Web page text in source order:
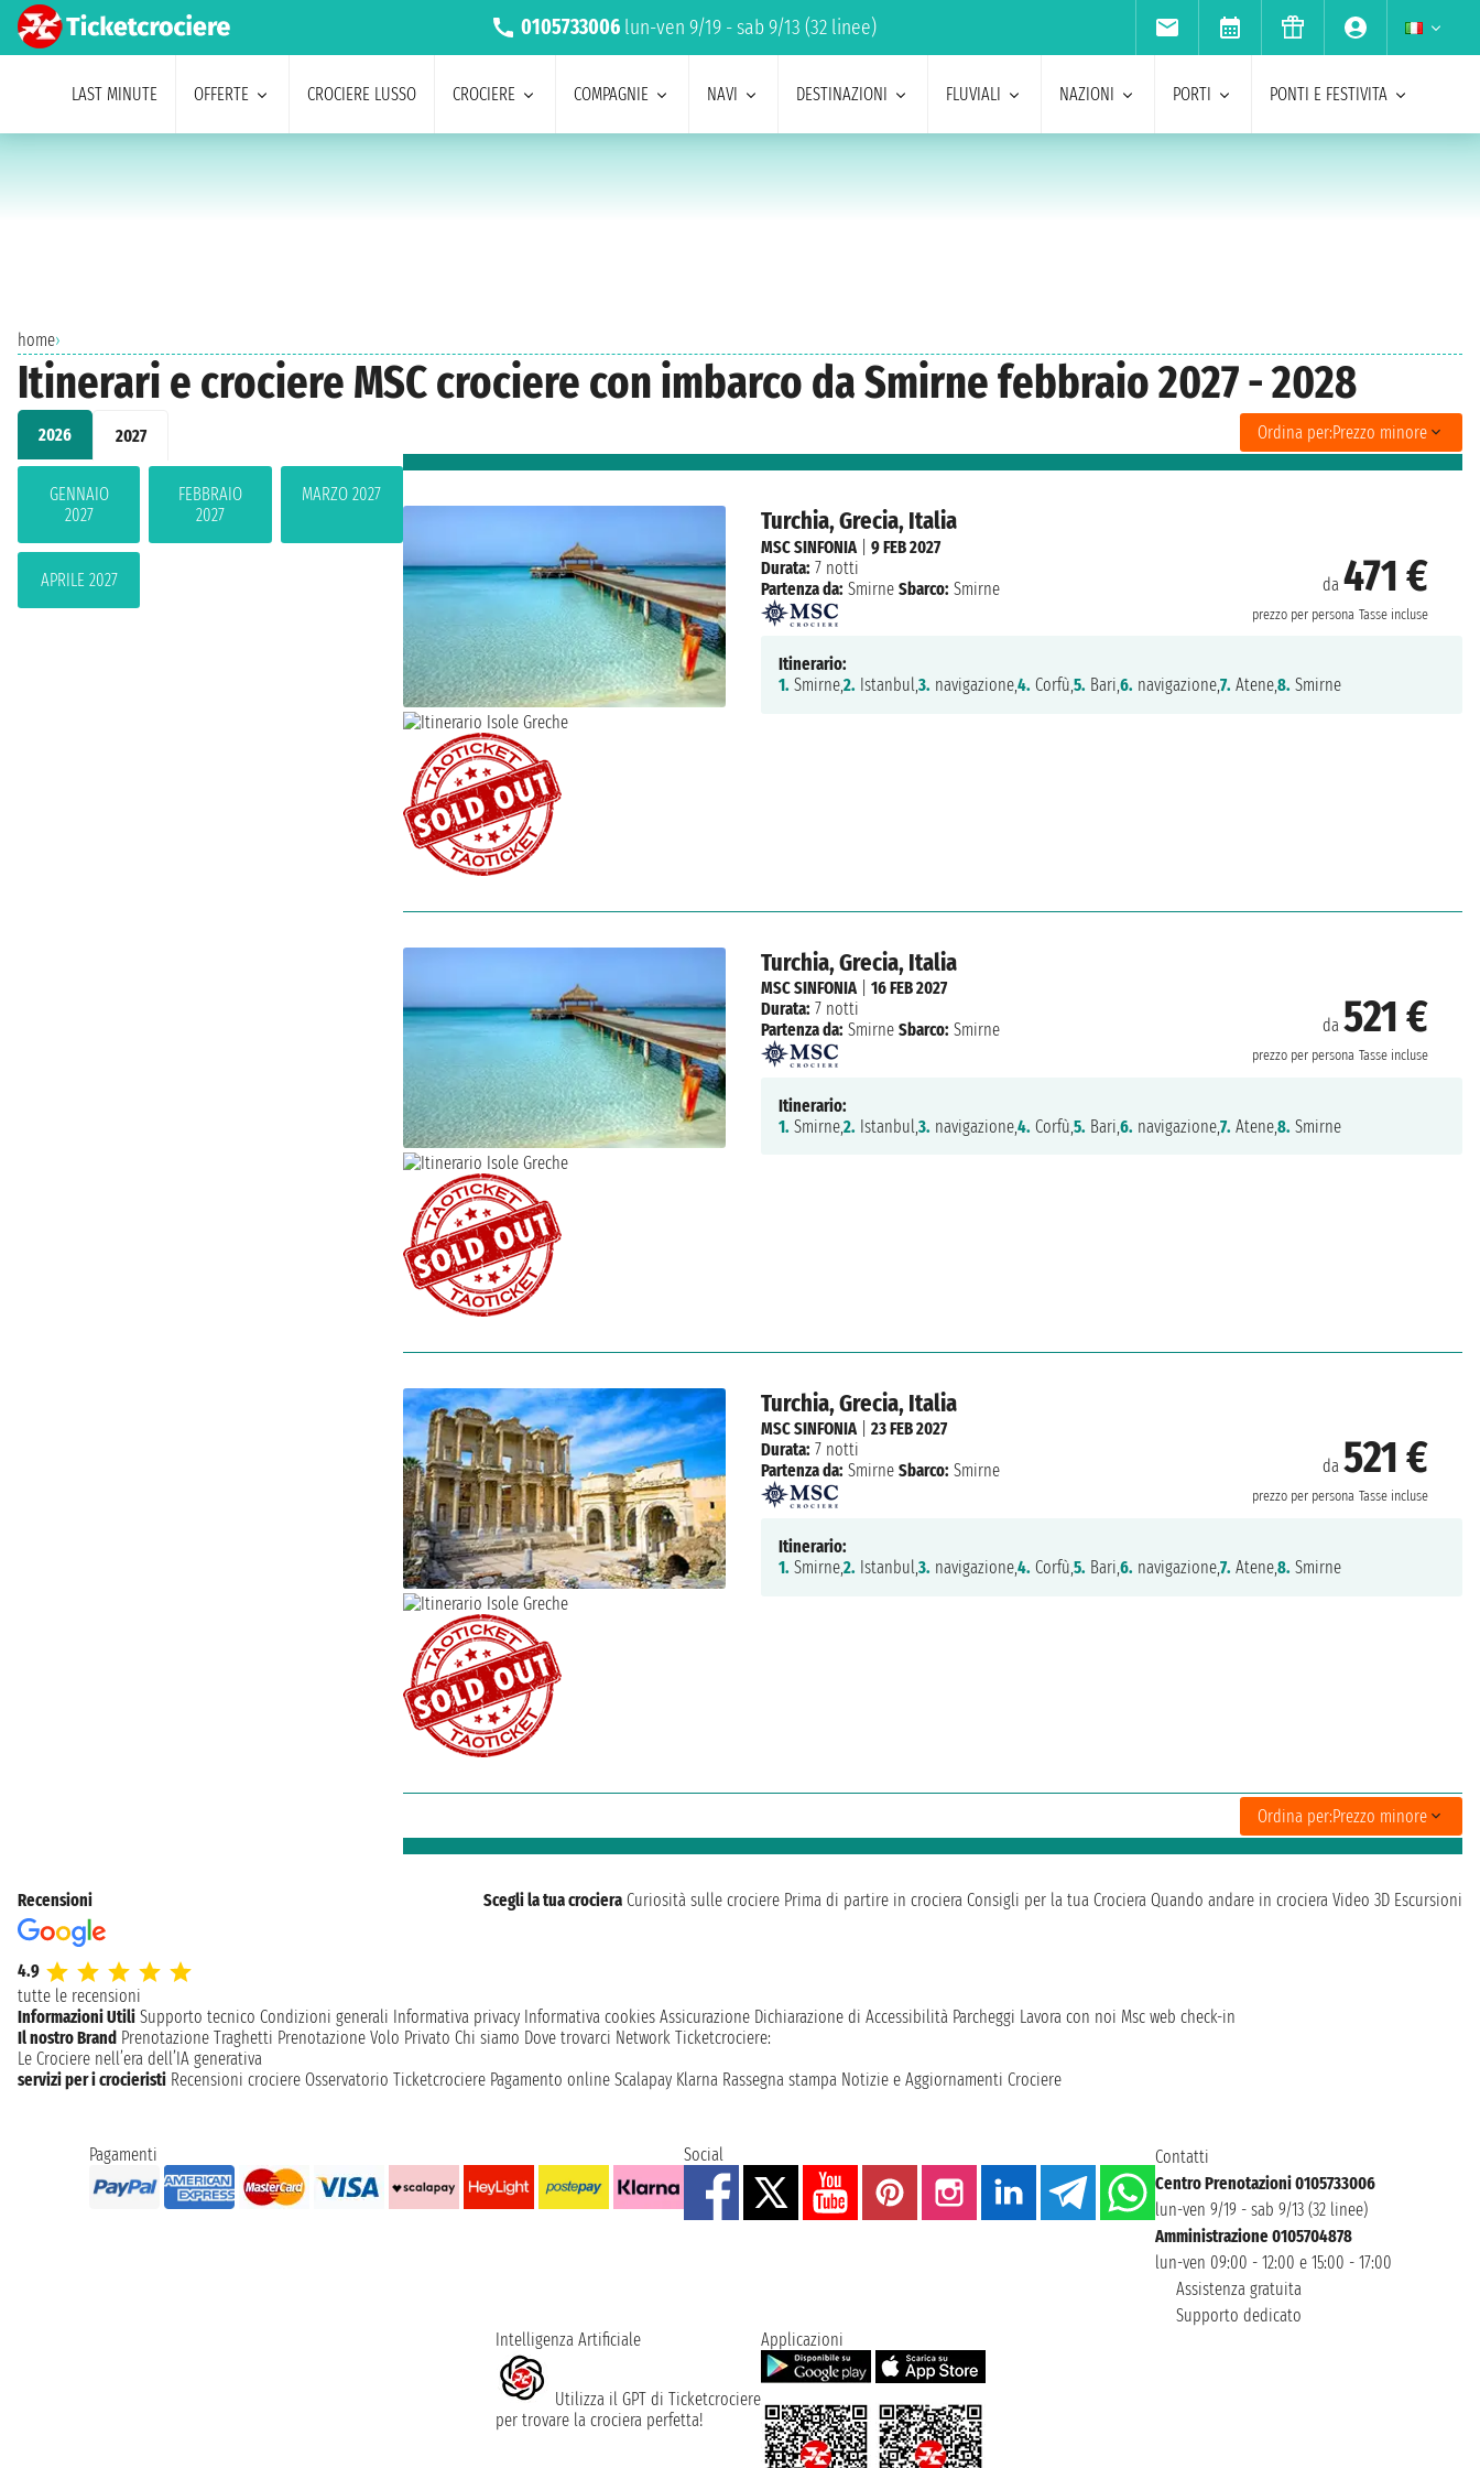
0105733006 lun-ven 9/19 - sab 9/13 (32 linee)
LAST MINUTE OFFERTE CROCIERE LUSSO CROCIERE COMPAGNIE NAVI DESTINAZIONI FLUVIALI NAZIONI PORTI PONTI E FESTIVITA
home›
Itinerari e crociere MSC crociere con imbarco da Smirne febbraio 2027 - 2028
2026 2027
GENNAIO
2027
FEBBRAIO
2027
MARZO 2027
APRILE 2027
Ordina per:Prezzo minore
Turchia, Grecia, Italia
da 471 €
prezzo per persona Tasse incluse
MSC SINFONIA| 9 FEB 2027
Durata: 7 notti
Partenza da: Smirne Sbarco: Smirne
Itinerario:
1. Smirne,2. Istanbul,3. navigazione,4. Corfù,5. Bari,6. navigazione,7. Atene,8. Smirne
Turchia, Grecia, Italia
da 521 €
prezzo per persona Tasse incluse
MSC SINFONIA| 16 FEB 2027
Durata: 7 notti
Partenza da: Smirne Sbarco: Smirne
Itinerario:
1. Smirne,2. Istanbul, 3. navigazione,4. Corfù, 5. Bari, 6. navigazione,7. Atene,8. Smirne
Turchia, Grecia, Italia
da 521 €
prezzo per persona Tasse incluse
MSC SINFONIA| 23 FEB 2027
Durata: 7 notti
Partenza da: Smirne Sbarco: Smirne
Itinerario:
1. Smirne,2. Istanbul,3. navigazione,4. Corfù,5. Bari,6. navigazione,7. Atene,8. Smirne
Ordina per:Prezzo minore
Recensioni
4.9
tutte le recensioni
Scegli la tua crociera Curiosità sulle crociere Prima di partire in crociera Consigli per la tua Crociera Quando andare in crociera Video 3D Escursioni
Informazioni Utili Supporto tecnico Condizioni generali Informativa privacy Informativa cookies Assicurazione Dichiarazione di Accessibilità Parcheggi Lavora con noi Msc web check-in
Il nostro Brand Prenotazione Traghetti Prenotazione Volo Privato Chi siamo Dove trovarci Network Ticketcrociere:
Le Crociere nell’era dell’IA generativa
servizi per i crocieristi Recensioni crociere Osservatorio Ticketcrociere Pagamento online Scalapay Klarna Rassegna stampa Notizie e Aggiornamenti Crociere
Pagamenti Social
Contatti
Centro Prenotazioni 0105733006
lun-ven 9/19 - sab 9/13 (32 linee)
Amministrazione 0105704878
lun-ven 09:00 - 12:00 e 15:00 - 17:00
Assistenza gratuita
Supporto dedicato
Intelligenza Artificiale
Utilizza il GPT di Ticketcrociere
per trovare la crociera perfetta!
Applicazioni